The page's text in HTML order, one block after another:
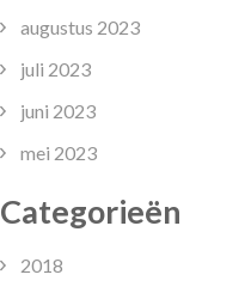
augustus 2023
juli 2023
juni 2023
mei 2023
Categorieën
2018